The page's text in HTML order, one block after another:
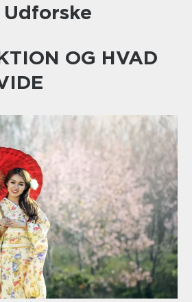
OG HVAD